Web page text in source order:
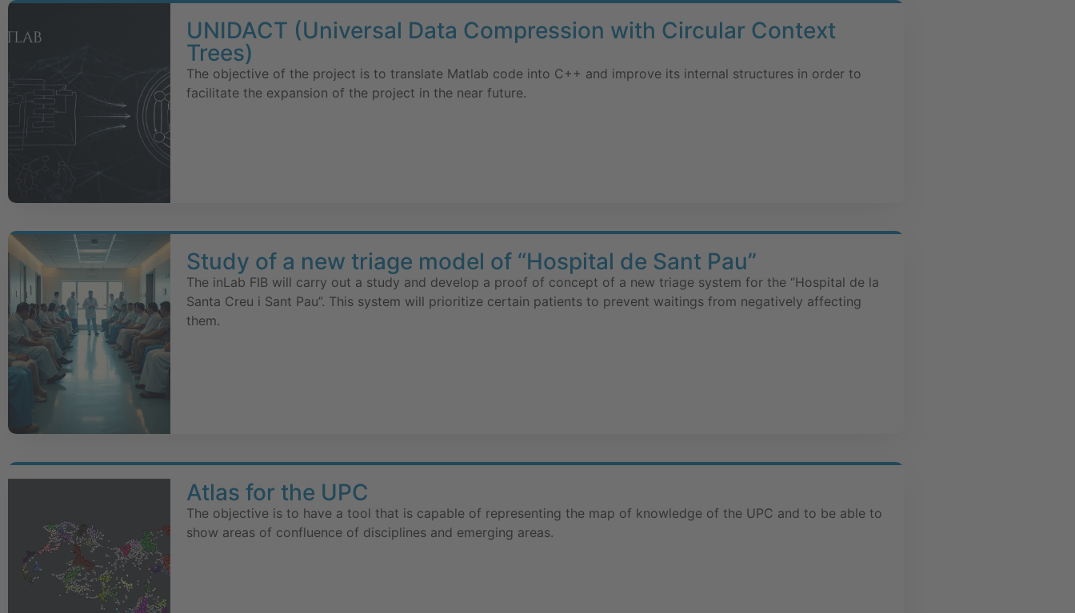
UNIDACT (Universal Data Compression with Circular Context
Trees)
The objective of the project is to translate Matlab code into C++ and improve its internal structures in order to
facilitate the expansion of the project in the near future.
Study of a new triage model of “Hospital de Sant Pau”
The inLab FIB will carry out a study and develop a proof of concept of a new triage system for the “Hospital de la
Santa Creu i Sant Pau”. This system will prioritize certain patients to prevent waitings from negatively affecting
them.
Atlas for the UPC
The objective is to have a tool that is capable of representing the map of knowledge of the UPC and to be able to
show areas of confluence of disciplines and emerging areas.